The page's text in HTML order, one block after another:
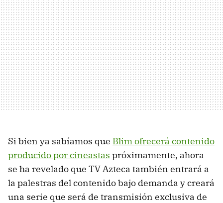
Si bien ya sabíamos que Blim ofrecerá contenido
producido por cineastas próximamente, ahora
se ha revelado que TV Azteca también entrará a
la palestras del contenido bajo demanda y creará
una serie que será de transmisión exclusiva de